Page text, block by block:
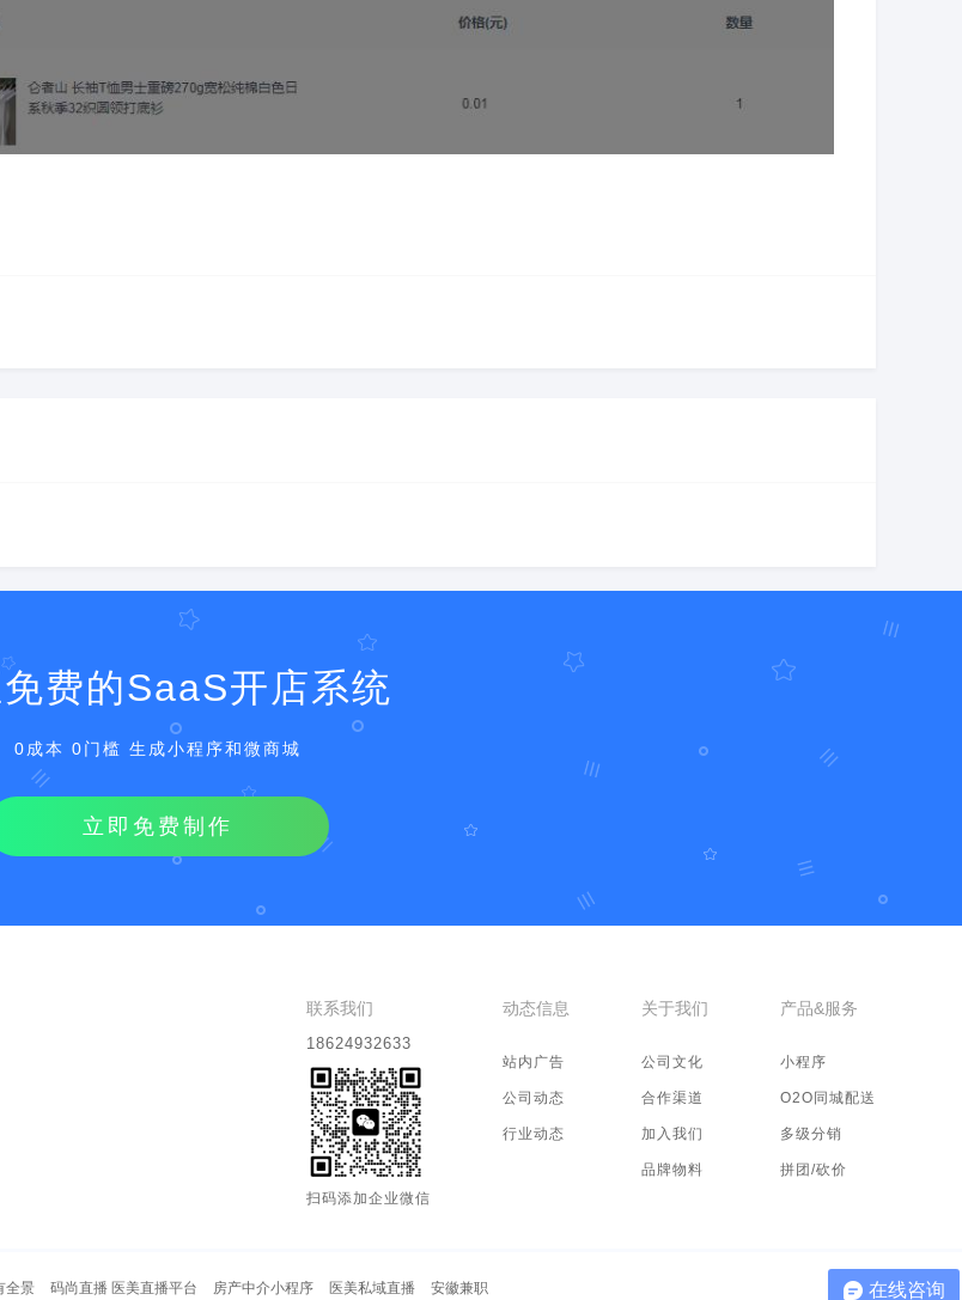
费的SaaS开店系统
0成本 0门槛 生成小程序和微商城
立即免费制作
联系我们
18624932633
扫码添加企业微信
动态信息
站内广告
公司动态
行业动态
关于我们
公司文化
合作渠道
加入我们
品牌物料
产品&服务
小程序
O2O同城配送
多级分销
拼团/砍价
全景 码尚直播 医美直播平台 房产中介小程序 医美私域直播 安徽兼职 在线咨询